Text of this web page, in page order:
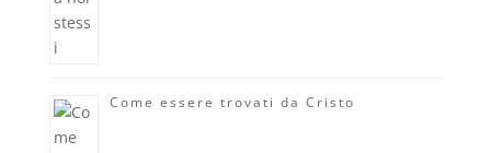
Come essere trovati da Cristo